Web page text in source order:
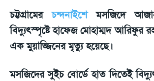
চট্টগ্রামেরচন্দনাইশেমসজিদে
বিদ্যুৎস্পৃষ্টে হাফেজ মোহাম্মদ আরিফুর
এক মুয়াজ্জিনের মৃত্যু হয়েছে।
মসজিদের সুইচ বোর্ডে হাত দিতেই